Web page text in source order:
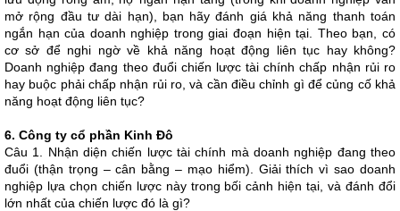
mở rộng đầu tư dài hạn), bạn hãy đánh giá khả năng thanh toán
ngắn hạn của doanh nghiệp trong giai đoạn hiện tại. Theo bạn, có
cơ sở để nghi ngờ về khả năng hoạt động liên tục hay không?
Doanh nghiệp đang theo đuổi chiến lược tài chính chấp nhận rủi ro
hay buộc phải chấp nhận rủi ro, và cần điều chỉnh gì để củng cố khả
năng hoạt động liên tục?
6. Công ty cổ phần Kinh Đô
Câu 1. Nhận diện chiến lược tài chính mà doanh nghiệp đang theo
đuổi (thận trọng – cân bằng – mạo hiểm). Giải thích vì sao doanh
nghiệp lựa chọn chiến lược này trong bối cảnh hiện tại, và đánh đổi
lớn nhất của chiến lược đó là gì?